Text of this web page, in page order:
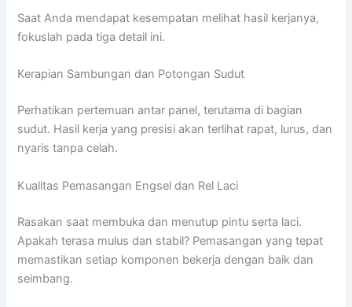
Saat Anda mendapat kesempatan melihat hasil kerjanya,
fokuslah pada tiga detail ini.
Kerapian Sambungan dan Potongan Sudut
Perhatikan pertemuan antar panel, terutama di bagian
sudut. Hasil kerja yang presisi akan terlihat rapat, lurus, dan
nyaris tanpa celah.
Kualitas Pemasangan Engsel dan Rel Laci
Rasakan saat membuka dan menutup pintu serta laci.
Apakah terasa mulus dan stabil? Pemasangan yang tepat
memastikan setiap komponen bekerja dengan baik dan
seimbang.